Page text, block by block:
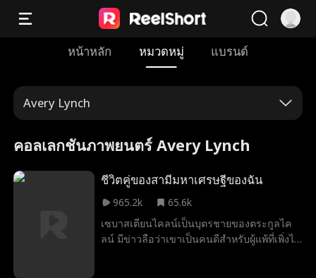
หน้าหลัก หมวดหมู่ แบรนด์
Avery Lynch
คอลเลกชันภาพยนตร์ Avery Lynch
ชีวิตคู่ของสามีมหาเศรษฐีของฉัน
965.2k
65.6k
เซบาสเตียนไคลน์เป็นบุตรชายของตระกูลไค
ลน์ มีข่าวลือว่าเขาเป็นคนดีสำหรับผู้แพ้ที่เพิ่งได้